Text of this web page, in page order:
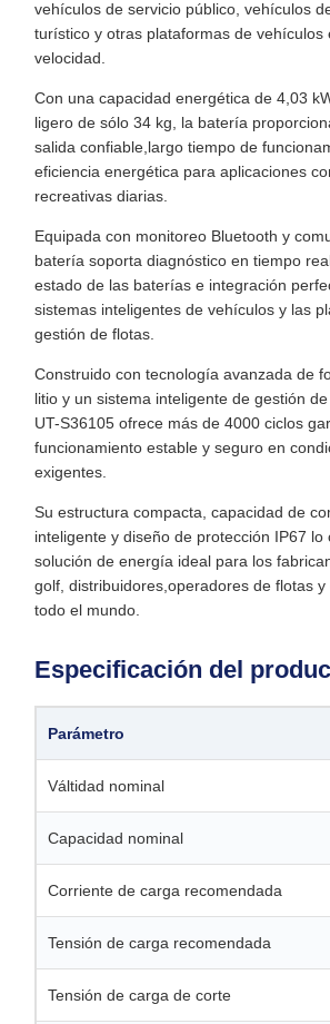
vehículos de servicio público, vehículos
turístico y otras plataformas de vehículos
velocidad.
Con una capacidad energética de 4,03
ligero de sólo 34 kg, la batería
salida confiable,largo tiempo de
eficiencia energética para aplicaciones
recreativas diarias.
Equipada con monitoreo Bluetooth y
batería soporta diagnóstico en tiempo
estado de las baterías e integración
sistemas inteligentes de vehículos y las
gestión de flotas.
Construido con tecnología avanzada de
litio y un sistema inteligente de gestión
UT-S36105 ofrece más de 4000 ciclos
funcionamiento estable y seguro en
exigentes.
Su estructura compacta, capacidad de
inteligente y diseño de protección IP67 lo
solución de energía ideal para los
golf, distribuidores,operadores de flotas y
todo el mundo.
Especificación del
Parámetro
Válti­dad nominal
Capacidad nominal
Corriente de carga recomendada
Tensión de carga recomendada
Tensión de carga de corte